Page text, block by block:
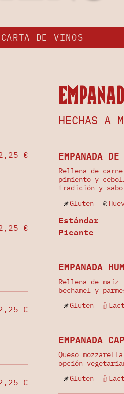
CARTA DE VINOS
€
€
€
€
HECHAS A
EMPANADA DE
Rellena de
pimiento y
tradición y
Estándar
Picante
Gluten
EMPANADA
Rellena de
bechamel y
Gluten
EMPANADA
Queso
opción
Gluten